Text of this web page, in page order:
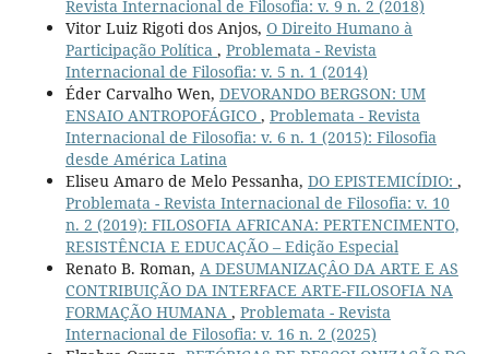
Revista Internacional de Filosofia: v. 9 n. 2 (2018)
Vitor Luiz Rigoti dos Anjos, O Direito Humano à
Participação Política , Problemata - Revista
Internacional de Filosofia: v. 5 n. 1 (2014)
Éder Carvalho Wen, DEVORANDO BERGSON: UM
ENSAIO ANTROPOFÁGICO , Problemata - Revista
Internacional de Filosofia: v. 6 n. 1 (2015): Filosofia
desde América Latina
Eliseu Amaro de Melo Pessanha, DO EPISTEMICÍDIO: ,
Problemata - Revista Internacional de Filosofia: v. 10
n. 2 (2019): FILOSOFIA AFRICANA: PERTENCIMENTO,
RESISTÊNCIA E EDUCAÇÃO – Edição Especial
Renato B. Roman, A DESUMANIZAÇÂO DA ARTE E AS
CONTRIBUIÇÃO DA INTERFACE ARTE-FILOSOFIA NA
FORMAÇÃO HUMANA , Problemata - Revista
Internacional de Filosofia: v. 16 n. 2 (2025)